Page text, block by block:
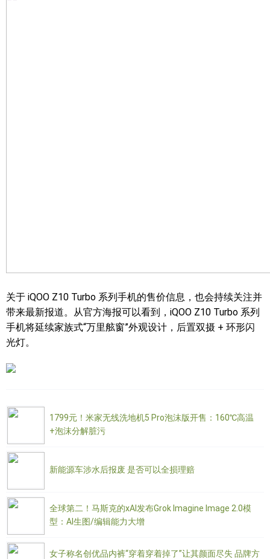
关于 iQOO Z10 Turbo 系列手机的售价信息，也会持续关注并
带来最新报道。从官方海报可以看到，iQOO Z10 Turbo 系列
手机将延续家族式“万里舷窗”外观设计，后置双摄 + 环形闪
光灯。
1799元！米家无线洗地机5 Pro泡沫版开售：160℃高温
+泡沫分解脏污
新能源车涉水后报废 是否可以全损理赔
全球第二！马斯克的xAI发布Grok Imagine Image 2.0模
型：AI生图/编辑能力大增
女子称名创优品内裤“穿着穿着掉了”让其颜面尽失 品牌方